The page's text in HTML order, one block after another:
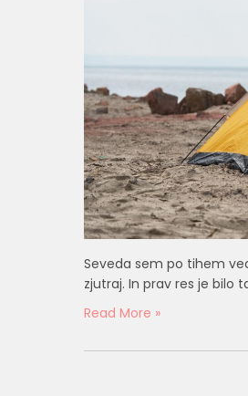
Seveda sem po tihem
zjutraj. In prav res je bilo
Read More »